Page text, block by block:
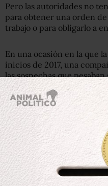
Pero las autoridades no
para obtener una orden
trabajo o para obligarlo a
En una ocasión en la que
inicios de 2017, una
las sospechas que
colaborar con los
El violador al que
después por orinar en
Esta colega tiene una hija,
local Bellingham Herald .
"Sentí una obligación